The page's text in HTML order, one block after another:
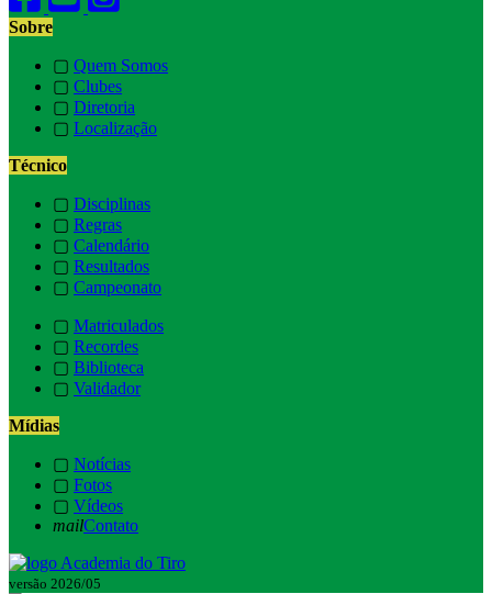
Sobre
▢ Quem Somos
▢ Clubes
▢ Diretoria
▢ Localização
Técnico
▢ Disciplinas
▢ Regras
▢ Calendário
▢ Resultados
▢ Campeonato
▢ Matriculados
▢ Recordes
▢ Biblioteca
▢ Validador
Mídias
▢ Notícias
▢ Fotos
▢ Vídeos
mailContato
versão 2026/05